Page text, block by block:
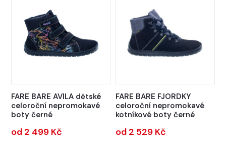
FARE BARE AVILA dětské
celoroční nepromokavé
boty černé
od 2 499 Kč
FARE BARE FJORDKY
celoroční nepromokavé
kotníkové boty černé
od 2 529 Kč